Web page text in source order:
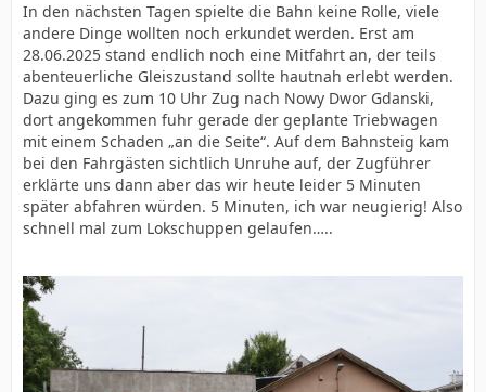
In den nächsten Tagen spielte die Bahn keine Rolle, viele
andere Dinge wollten noch erkundet werden. Erst am
28.06.2025 stand endlich noch eine Mitfahrt an, der teils
abenteuerliche Gleiszustand sollte hautnah erlebt werden.
Dazu ging es zum 10 Uhr Zug nach Nowy Dwor Gdanski,
dort angekommen fuhr gerade der geplante Triebwagen
mit einem Schaden „an die Seite“. Auf dem Bahnsteig kam
bei den Fahrgästen sichtlich Unruhe auf, der Zugführer
erklärte uns dann aber das wir heute leider 5 Minuten
später abfahren würden. 5 Minuten, ich war neugierig! Also
schnell mal zum Lokschuppen gelaufen…..